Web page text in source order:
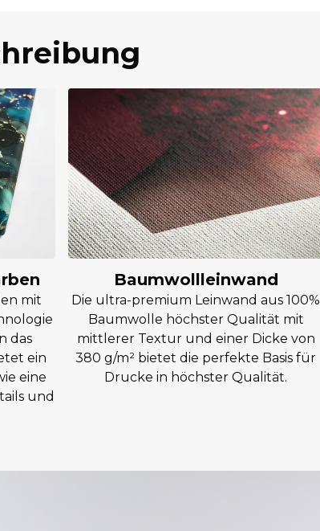
mit
das
ein
eine
und
Baumwollleinwand
Die ultra-premium Leinwand aus 100%
Baumwolle höchster Qualität mit
mittlerer Textur und einer Dicke von
380 g/m² bietet die perfekte Basis für
Drucke in höchster Qualität.